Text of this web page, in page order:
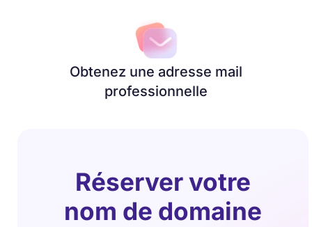
Obtenez une adresse mail
professionnelle
Réserver votre
nom de domaine